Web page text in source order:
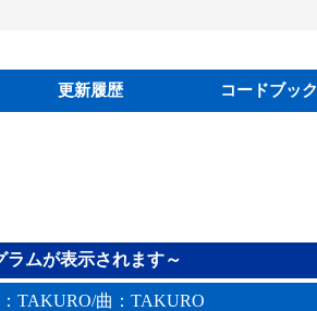
更新履歴 コードブック
ラムが表示されます～
TAKURO/曲：TAKURO